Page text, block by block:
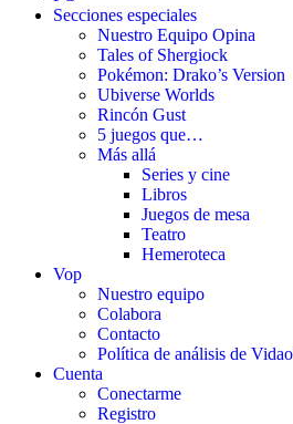
Secciones especiales
Nuestro Equipo Opina
Tales of Shergiock
Pokémon: Drako’s Version
Ubiverse Worlds
Rincón Gust
5 juegos que…
Más allá
Series y cine
Libros
Juegos de mesa
Teatro
Hemeroteca
Vop
Nuestro equipo
Colabora
Contacto
Política de análisis de
Cuenta
Conectarme
Registro